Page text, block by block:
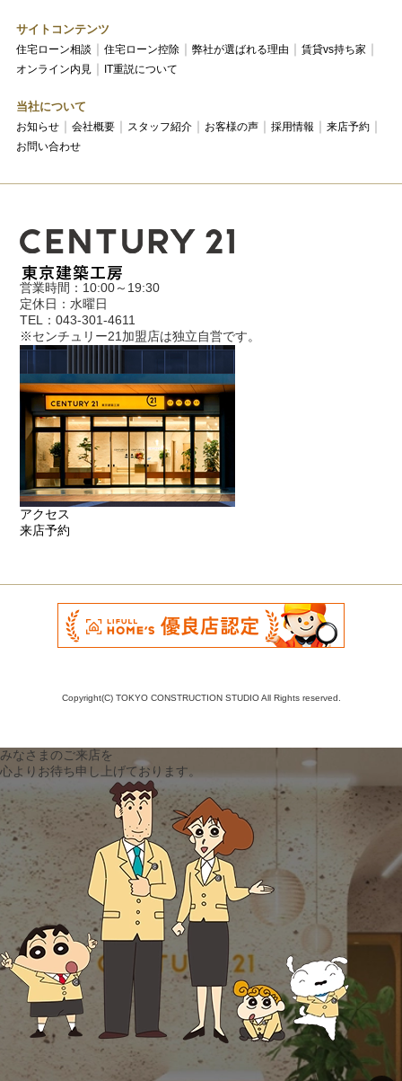
サイトコンテンツ
住宅ローン相談 住宅ローン控除 弊社が選ばれる理由
賃貸vs持ち家
オンライン内見
IT重説について
当社について
お知らせ 会社概要 スタッフ紹介 お客様の声 採用情報
来店予約
お問い合わせ
営業時間：10:00～19:30
定休日：水曜日
TEL：043-301-4611
※センチュリー21加盟店は独立自営です。
アクセス
来店予約
Copyright(C) TOKYO CONSTRUCTION STUDIO All Rights reserved.
みなさまのご来店を
心よりお待ち申し上げております。